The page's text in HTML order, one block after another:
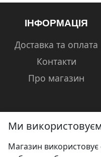
ІНФОРМАЦІЯ
Доставка та оплата
Контакти
Про магазин
Ми
Магазин